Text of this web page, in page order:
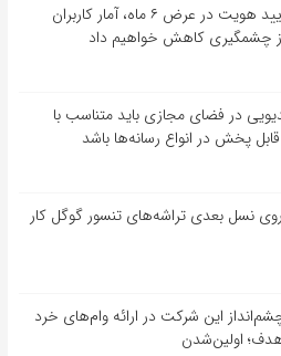
دیوار: با سیستم تایید هویت در عرض ۶ ماه، آمار کاربران
چشمگیری کاهش خواهیم داد
در فضای مجازی باید متناسب با
پخش در انواع رسانه‌ها باشد
نسل بعدی تراشه‌های تنسور گوگل کار
این شرکت در ارائه وام‌های خرد
اولین‌شدن